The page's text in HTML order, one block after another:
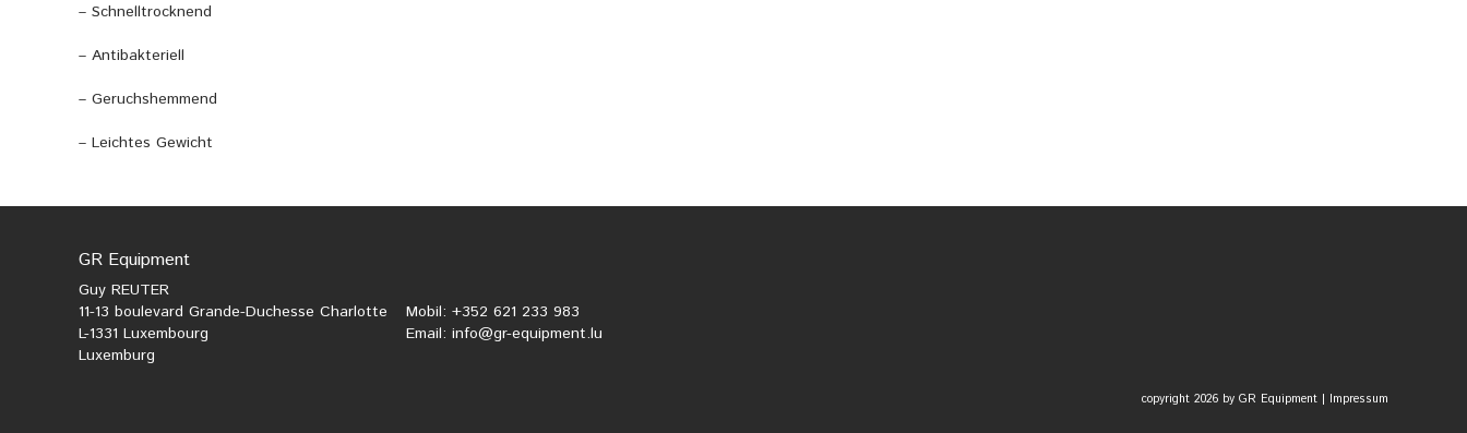
– Schnelltrocknend
– Antibakteriell
– Geruchshemmend
– Leichtes Gewicht
GR Equipment
Guy REUTER
11-13 boulevard Grande-Duchesse Charlotte
L-1331 Luxembourg
Luxemburg
Mobil: +352 621 233 983
Email: info@gr-equipment.lu
copyright 2026 by GR Equipment | Impressum